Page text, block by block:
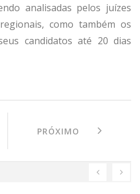
analisadas pelos juízes
como também os
candidatos até 20 dias
PRÓXIMO